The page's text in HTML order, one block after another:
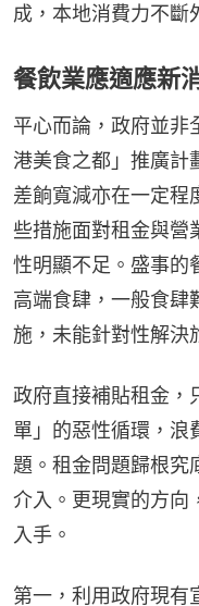
成，本地消費力不斷
餐飲業應適應新
平心而論，政府並非
港美食之都」推廣計
差餉寬減亦在一定程
些措施面對租金與營
性明顯不足。盛事的
高端食肆，一般食肆
施，未能針對性解決
政府直接補貼租金，
單」的惡性循環，浪
題。租金問題歸根究
介入。更現實的方向
入手。
第一，利用政府現有